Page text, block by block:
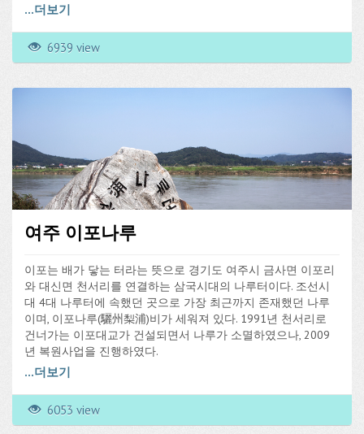
땅굴 진입도로변에 위치하여 수려한 호수경관을 형성하면서,
겨울철에는 월동 철새들의 잠자리가 되기도 하는데 겨울철 새
벽에 일제히 비상하는 기러기떼의 군무 광경은 탐조관광객들의
탄성을 자아낸다.
...더보기
6939 view
여주 이포나루
이포는 배가 닿는 터라는 뜻으로 경기도 여주시 금사면 이포리
와 대신면 천서리를 연결하는 삼국시대의 나루터이다. 조선시
대 4대 나루터에 속했던 곳으로 가장 최근까지 존재했던 나루
이며, 이포나루(驪州梨浦)비가 세워져 있다. 1991년 천서리로
건너가는 이포대교가 건설되면서 나루가 소멸하였으나, 2009
년 복원사업을 진행하였다.
...더보기
6053 view